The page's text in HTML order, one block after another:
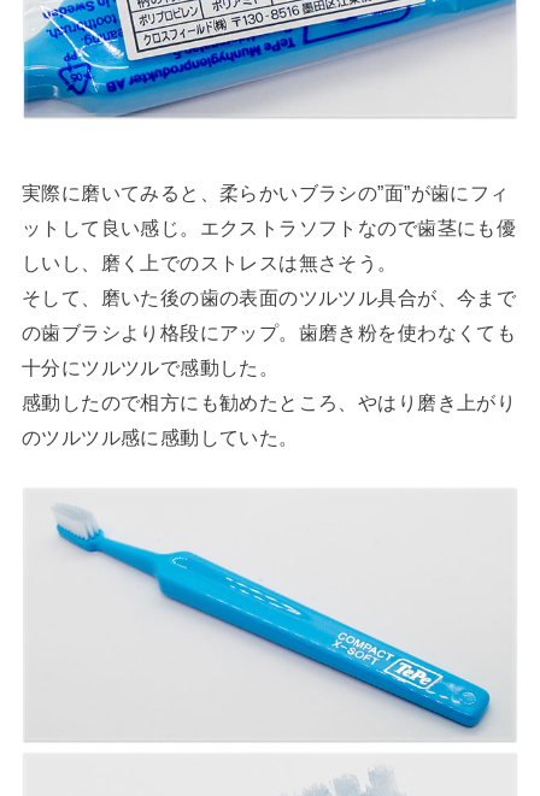
実際に磨いてみると、柔らかいブラシの”面”が歯にフィ
ットして良い感じ。エクストラソフトなので歯茎にも優
しいし、磨く上でのストレスは無さそう。
そして、磨いた後の歯の表面のツルツル具合が、今まで
の歯ブラシより格段にアップ。歯磨き粉を使わなくても
十分にツルツルで感動した。
感動したので相方にも勧めたところ、やはり磨き上がり
のツルツル感に感動していた。